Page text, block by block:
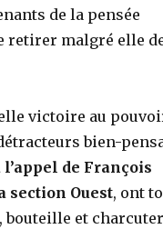
de la pensée
retirer malgré elle
victoire au
bien-
de François
section Ouest, ont
bouteille et